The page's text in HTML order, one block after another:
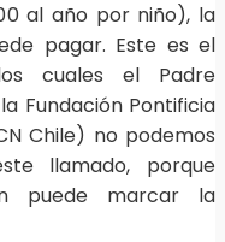
al año por niño), la
pagar. Este es el
cuales el Padre
Fundación Pontificia
Chile) no podemos
llamado, porque
puede marcar la